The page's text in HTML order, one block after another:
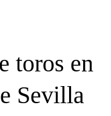
toros en
Sevilla